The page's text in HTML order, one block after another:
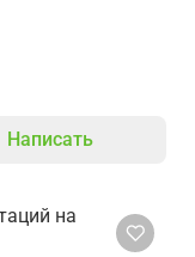
Написать